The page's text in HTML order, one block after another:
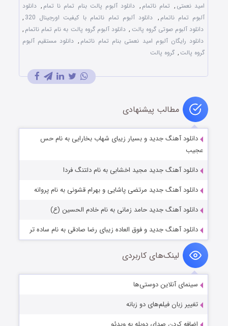
امید نعمتی , تمام ناتمام , دانلود آلبوم پالت بنام تمام نا تمام , دانلود
آلبوم تمام ناتمام , دانلود آلبوم تمام ناتمام با کیفیت اورجینال 320
,
دانلود آلبوم صوتی گروه پالت , دانلود آلبوم گروه پالت به نام تمام ناتمام ,
دانلود رایگان آلبوم امید نعمتی بنام تمام ناتمام , دانلود مستقیم آلبوم
گروه پالت, گروه پالت
مطالب پیشنهادی
دانلود آهنگ جدید و بسیار زیبای شهاب بخارایی به نام حس
عجیب
دانلود آهنگ جدید مجید اخشابی به نام دلتنگ فردا
دانلود آهنگ جدید مرتضی پاشایی و بهرام قشونی به نام پروانه
دانلود آهنگ جدید حامد زمانی به نام خادم الحسین (ع)
دانلود آهنگ جدید و فوق العاده زیبای رضا صادقی به نام ساده تر
لینک‌های کاربردی
سینمای آنلاین دوستی‌ها
تغییر زبان فیلم‌های دو زبانه